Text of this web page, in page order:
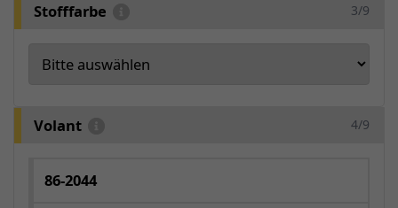
Stofffarbe 3/9
Volant 4/9
86-2044